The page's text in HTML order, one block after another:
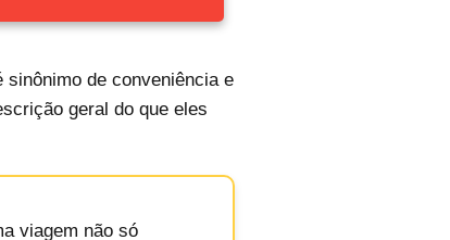
sinônimo de conveniência e
geral do que eles
viagem não só